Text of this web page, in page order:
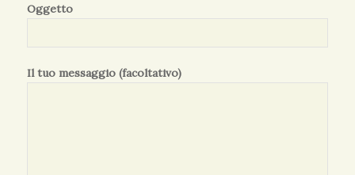
Oggetto
Il tuo messaggio (facoltativo)